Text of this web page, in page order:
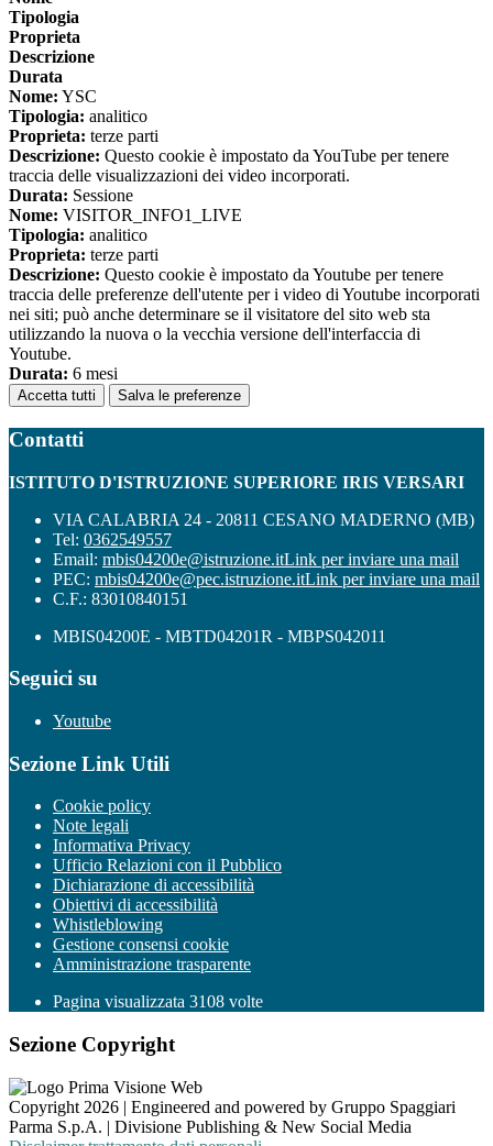
Tipologia
Proprieta
Descrizione
Durata
Nome: YSC
Tipologia: analitico
Proprieta: terze parti
Descrizione: Questo cookie è impostato da YouTube per tenere
traccia delle visualizzazioni dei video incorporati.
Durata: Sessione
Nome: VISITOR_INFO1_LIVE
Tipologia: analitico
Proprieta: terze parti
Descrizione: Questo cookie è impostato da Youtube per tenere
traccia delle preferenze dell'utente per i video di Youtube incorporati
nei siti; può anche determinare se il visitatore del sito web sta
utilizzando la nuova o la vecchia versione dell'interfaccia di
Youtube.
Durata: 6 mesi
Accetta tutti Salva le preferenze
Contatti
ISTITUTO D'ISTRUZIONE SUPERIORE IRIS VERSARI
VIA CALABRIA 24 - 20811 CESANO MADERNO (MB)
Tel: 0362549557
Email: mbis04200e@istruzione.itLink per inviare una mail
PEC: mbis04200e@pec.istruzione.itLink per inviare una mail
C.F.: 83010840151
MBIS04200E - MBTD04201R - MBPS042011
Seguici su
Youtube
Sezione Link Utili
Cookie policy
Note legali
Informativa Privacy
Ufficio Relazioni con il Pubblico
Dichiarazione di accessibilità
Obiettivi di accessibilità
Whistleblowing
Gestione consensi cookie
Amministrazione trasparente
Pagina visualizzata 3108 volte
Sezione Copyright
Copyright 2026 | Engineered and powered by Gruppo Spaggiari
Parma S.p.A. | Divisione Publishing & New Social Media